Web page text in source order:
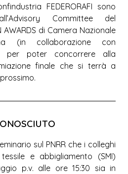
FEDERORAFI sono
Committee del
AWARDS di Camera Nazionale
(in collaborazione con
per poter concorrere alla
finale che si terrà a
sul PNRR che i colleghi
tessile e abbigliamento (SMI)
p.v. alle ore 15:30 sia in